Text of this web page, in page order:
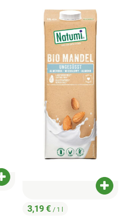
Produkt zum Warenkorb hinzufügen
, Preis:
3,19 € / 1 l